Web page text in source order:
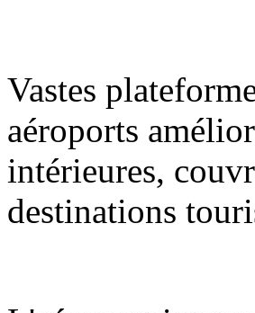
Vastes
aéroports
intérieures,
destinations